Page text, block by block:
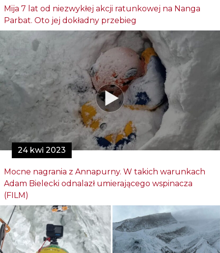
Mija 7 lat od niezwykłej akcji ratunkowej na Nanga
Parbat. Oto jej dokładny przebieg
24 kwi 2023
Mocne nagrania z Annapurny. W takich warunkach
Adam Bielecki odnalazł umierającego wspinacza
(FILM)